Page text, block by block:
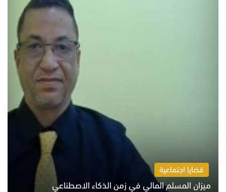
قضايا اجتماعية
ميزان المسلم المالي في زمن الذكاء الاصطناعي